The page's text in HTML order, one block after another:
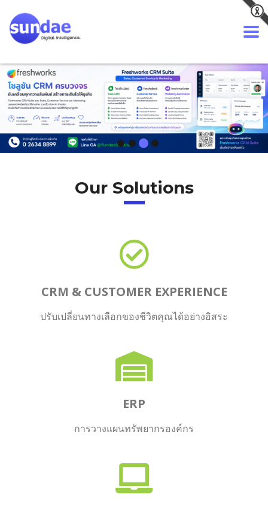
Our Solutions
CRM & CUSTOMER EXPERIENCE
ปรับเปลี่ยนทางเลือกของชีวิตคุณได้อย่างอิสระ
ERP
การวางแผนทรัพยากรองค์กร